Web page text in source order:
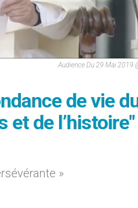
Audience Du 29 Mai 2019
de vie
et de l’histoire"
»